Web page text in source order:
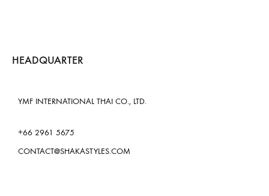
HEADQUARTER
YMF INTERNATIONAL THAI CO., LTD.
+66 2961 5675
CONTACT@SHAKASTYLES.COM